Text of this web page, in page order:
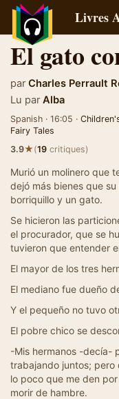
Livres
El gato
par Charles Perrault
Lu par Alba
Spanish · 16:05 ·
Fairy Tales
3.9★(19 critiques)
Murió un molinero que
dejó más bienes que su
borriquillo y un gato.
Se hicieron las
el procurador, que se
tuvieron que entender
El mayor de los tres
El mediano fue dueño
Y el pequeño no tuvo
El pobre chico se
-Mis hermanos -decía-
trabajando juntos; pero
lo poco que me den
morir de hambre.